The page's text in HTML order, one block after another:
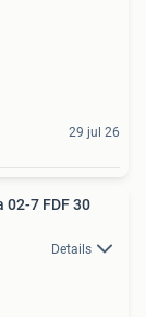
29 jul 26
02-7 FDF 30
Details